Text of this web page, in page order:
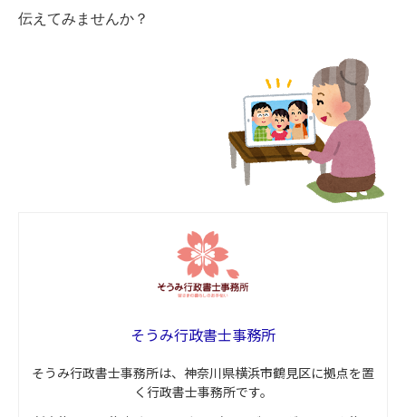
伝えてみませんか？
そうみ行政書士事務所
そうみ行政書士事務所は、神奈川県横浜市鶴見区に拠点を置
く行政書士事務所です。